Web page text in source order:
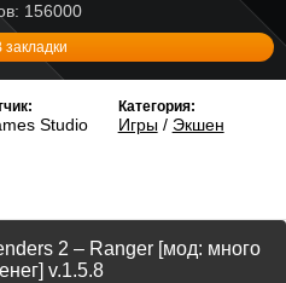
156000
закладки
Studio
Категория:
Игры/ Экшен
2 – Ranger [мод: много
v.1.5.8